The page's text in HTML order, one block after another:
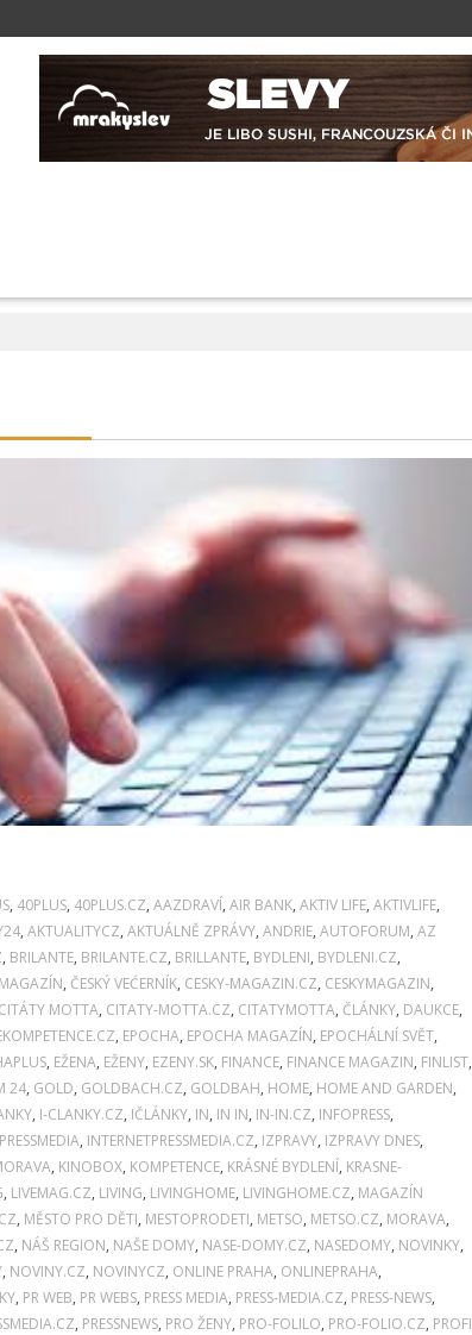
, 40PLUS, 40PLUS.CZ, AAZDRAVÍ, AIR BANK, AKTIV LIFE, AKTIVLIFE,
, AKTUALITYCZ, AKTUÁLNĚ ZPRÁVY, ANDRIE, AUTOFORUM, AZ
, BRILANTE, BRILANTE.CZ, BRILLANTE, BYDLENI, BYDLENI.CZ,
, ČESKÝ VEĆERNÍK, CESKY-MAGAZIN.CZ, CESKYMAGAZIN,
CITÁTY MOTTA, CITATY-MOTTA.CZ, CITATYMOTTA, ČLÁNKY, DAUKCE,
, EPOCHA, EPOCHA MAGAZÍN, EPOCHÁLNÍ SVĚT,
, EŽENA, EŽENY, EZENY.SK, FINANCE, FINANCE MAGAZIN, FINLIST,
24, GOLD, GOLDBACH.CZ, GOLDBAH, HOME, HOME AND GARDEN,
, I-CLANKY.CZ, IČLÁNKY, IN, IN IN, IN-IN.CZ, INFOPRESS,
, INTERNETPRESSMEDIA.CZ, IZPRAVY, IZPRAVY DNES,
, KINOBOX, KOMPETENCE, KRÁSNÉ BYDLENÍ, KRASNE-
, LIVEMAG.CZ, LIVING, LIVINGHOME, LIVINGHOME.CZ, MAGAZÍN
, MĚSTO PRO DĚTI, MESTOPRODETI, METSO, METSO.CZ, MORAVA,
, NÁŠ REGION, NAŠE DOMY, NASE-DOMY.CZ, NASEDOMY, NOVINKY,
, NOVINY.CZ, NOVINYCZ, ONLINE PRAHA, ONLINEPRAHA,
, PR WEB, PR WEBS, PRESS MEDIA, PRESS-MEDIA.CZ, PRESS-NEWS,
, PRESSNEWS, PRO ŽENY, PRO-FOLILO, PRO-FOLIO.CZ, PROFI